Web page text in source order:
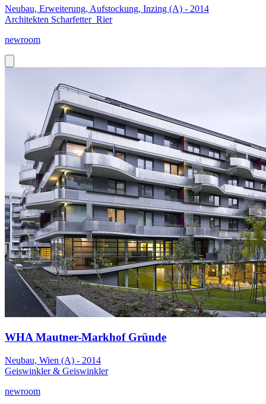
Neubau, Erweiterung, Aufstockung, Inzing (A) - 2014
Architekten Scharfetter_Rier
newroom
WHA Mautner-Markhof Gründe
Neubau, Wien (A) - 2014
Geiswinkler & Geiswinkler
newroom